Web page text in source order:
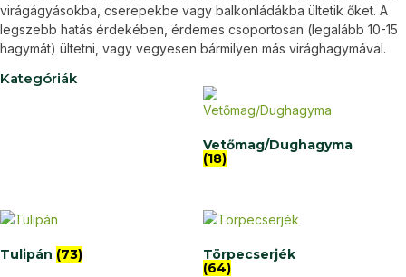
virágágyásokba, cserepekbe vagy balkonládákba ültetik őket. A
legszebb hatás érdekében, érdemes csoportosan (legalább 10-15
hagymát) ültetni, vagy vegyesen bármilyen más virághagymával.
Kategóriák
Vetőmag/Dughagyma
(18)
Tulipán (73)
Törpecserjék
(64)